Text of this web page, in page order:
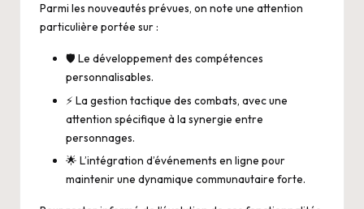
Parmi les nouveautés prévues, on note une attention
particulière portée sur :
🛡️ Le développement des compétences
personnalisables.
⚡ La gestion tactique des combats, avec une
attention spécifique à la synergie entre
personnages.
🌟 L’intégration d’événements en ligne pour
maintenir une dynamique communautaire forte.